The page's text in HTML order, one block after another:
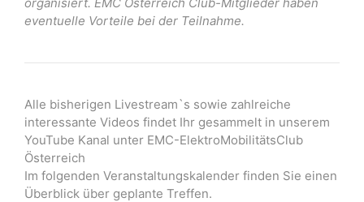
eventuelle Vorteile bei der Teilnahme.
Alle bisherigen Livestream`s sowie zahlreiche
interessante Videos findet Ihr gesammelt in unserem
YouTube Kanal unter EMC-ElektroMobilitätsClub
Österreich
Im folgenden Veranstaltungskalender finden Sie einen
Überblick über geplante Treffen.